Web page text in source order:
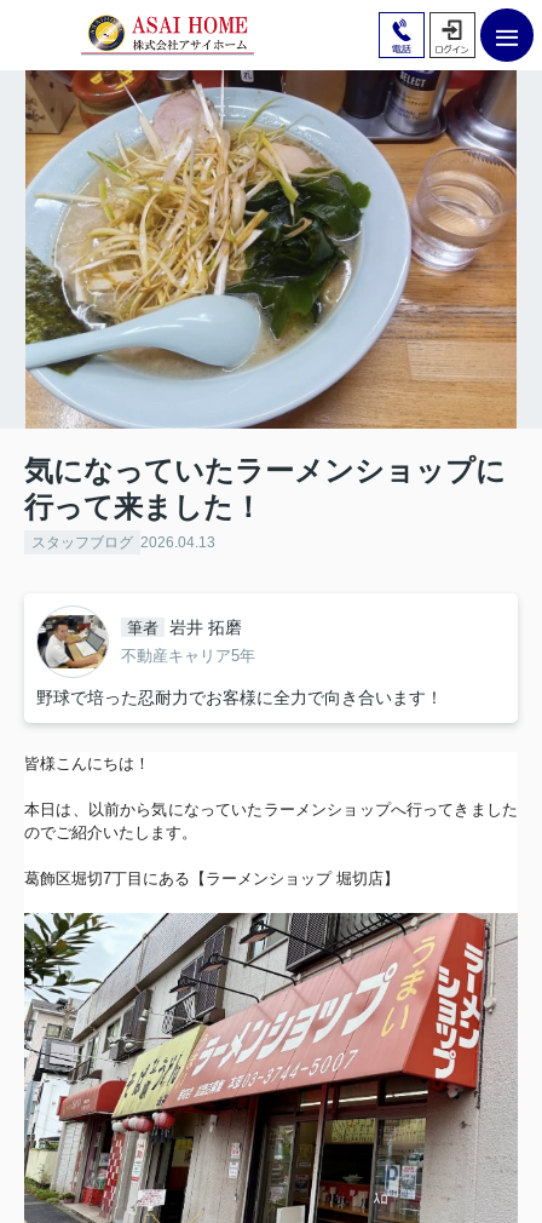
気になっていたラーメンショップに
行って来ました！
スタッフブログ 2026.04.13
筆者 岩井 拓磨
不動産キャリア5年
野球で培った忍耐力でお客様に全力で向き合います！
皆様こんにちは！
本日は、以前から気になっていたラーメンショップへ行ってきました
のでご紹介いたします。
葛飾区堀切7丁目にある【ラーメンショップ 堀切店】